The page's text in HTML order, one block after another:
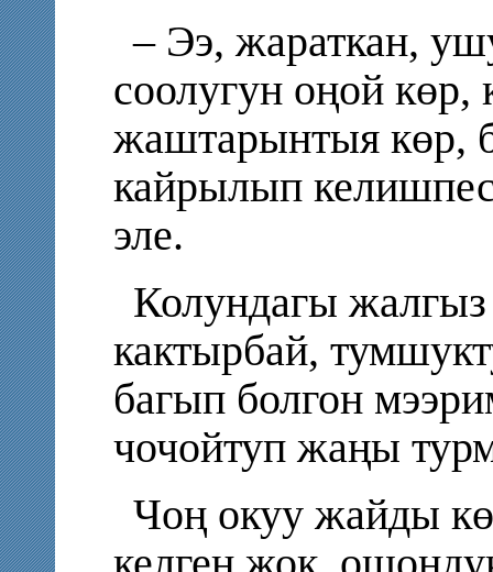
– Ээ, жараткан,
соолугун оңой көр,
жаштарынтыя көр,
кайрылып
эле.
Колундагы
кактырбай,
багып болгон
чочойтуп жаңы
Чоң окуу жайды